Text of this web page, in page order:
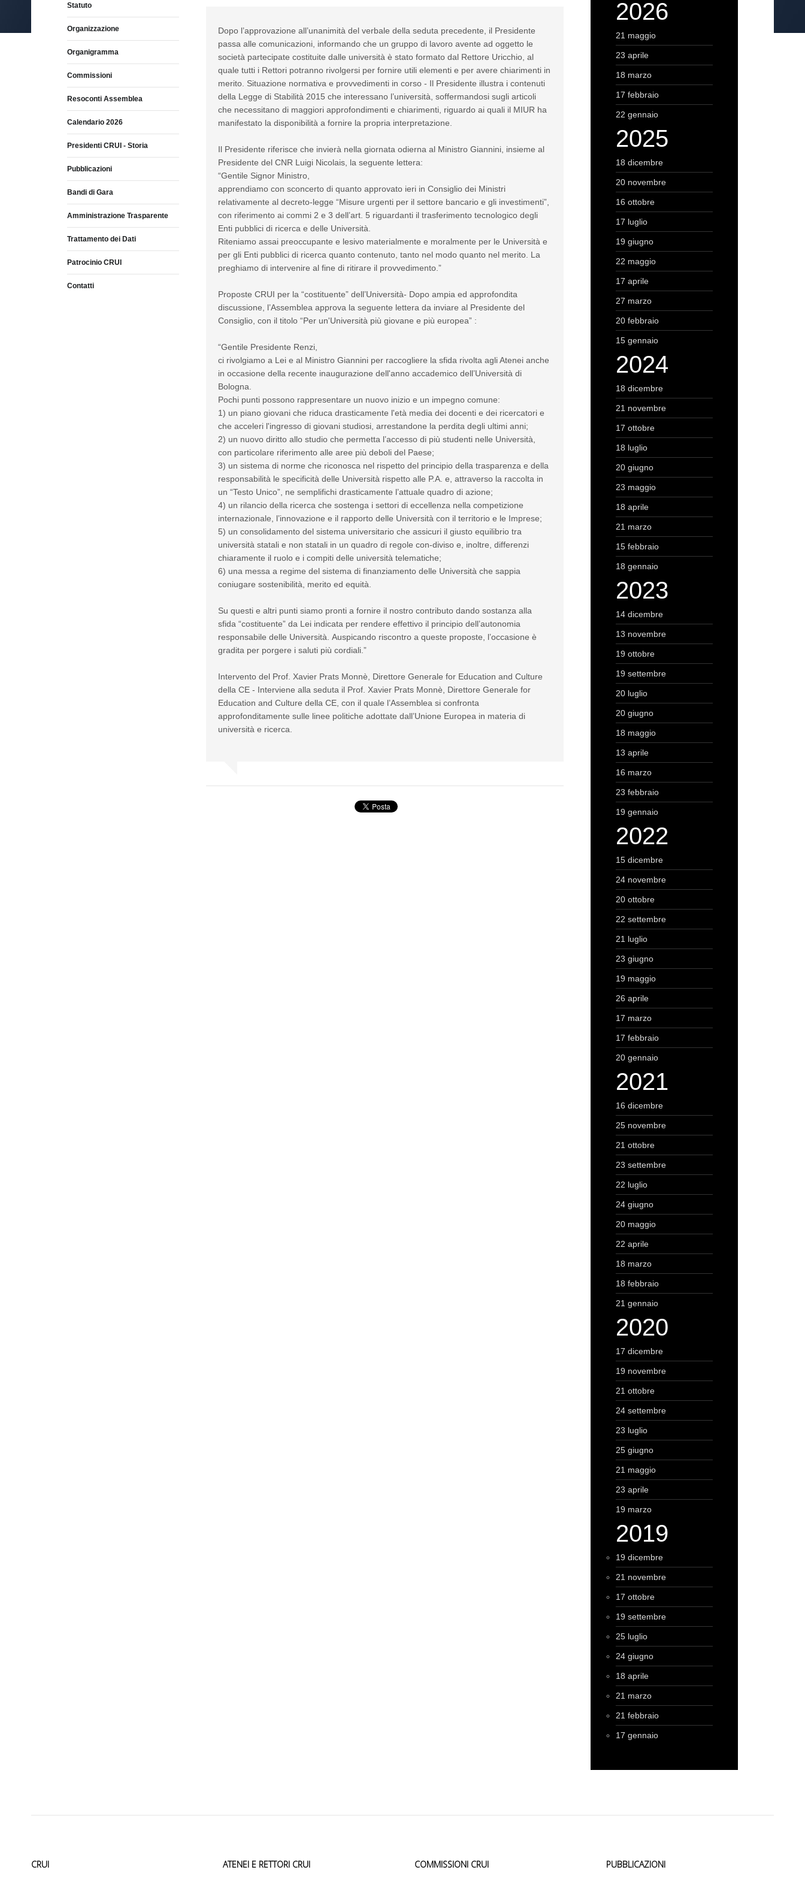
Dopo l’approvazione all’unanimità del verbale della seduta precedente, il Presidente
passa alle comunicazioni, informando che un gruppo di lavoro avente ad oggetto le
società partecipate costituite dalle università è stato formato dal Rettore Uricchio, al
quale tutti i Rettori potranno rivolgersi per fornire utili elementi e per avere chiarimenti in
merito. Situazione normativa e provvedimenti in corso - Il Presidente illustra i contenuti
della Legge di Stabilità 2015 che interessano l’università, soffermandosi sugli articoli
che necessitano di maggiori approfondimenti e chiarimenti, riguardo ai quali il MIUR ha
manifestato la disponibilità a fornire la propria interpretazione.
Il Presidente riferisce che invierà nella giornata odierna al Ministro Giannini, insieme al
Presidente del CNR Luigi Nicolais, la seguente lettera:
“Gentile Signor Ministro,
apprendiamo con sconcerto di quanto approvato ieri in Consiglio dei Ministri
relativamente al decreto-legge “Misure urgenti per il settore bancario e gli investimenti”,
con riferimento ai commi 2 e 3 dell’art. 5 riguardanti il trasferimento tecnologico degli
Enti pubblici di ricerca e delle Università.
Riteniamo assai preoccupante e lesivo materialmente e moralmente per le Università e
per gli Enti pubblici di ricerca quanto contenuto, tanto nel modo quanto nel merito. La
preghiamo di intervenire al fine di ritirare il provvedimento.”
Proposte CRUI per la “costituente” dell’Università- Dopo ampia ed approfondita
discussione, l’Assemblea approva la seguente lettera da inviare al Presidente del
Consiglio, con il titolo “Per un'Università più giovane e più europea” :
“Gentile Presidente Renzi,
ci rivolgiamo a Lei e al Ministro Giannini per raccogliere la sfida rivolta agli Atenei anche
in occasione della recente inaugurazione dell'anno accademico dell’Università di
Bologna.
Pochi punti possono rappresentare un nuovo inizio e un impegno comune:
1) un piano giovani che riduca drasticamente l'età media dei docenti e dei ricercatori e
che acceleri l'ingresso di giovani studiosi, arrestandone la perdita degli ultimi anni;
2) un nuovo diritto allo studio che permetta l’accesso di più studenti nelle Università,
con particolare riferimento alle aree più deboli del Paese;
3) un sistema di norme che riconosca nel rispetto del principio della trasparenza e della
responsabilità le specificità delle Università rispetto alle P.A. e, attraverso la raccolta in
un “Testo Unico”, ne semplifichi drasticamente l’attuale quadro di azione;
4) un rilancio della ricerca che sostenga i settori di eccellenza nella competizione
internazionale, l’innovazione e il rapporto delle Università con il territorio e le Imprese;
5) un consolidamento del sistema universitario che assicuri il giusto equilibrio tra
università statali e non statali in un quadro di regole con-diviso e, inoltre, differenzi
chiaramente il ruolo e i compiti delle università telematiche;
6) una messa a regime del sistema di finanziamento delle Università che sappia
coniugare sostenibilità, merito ed equità.
Su questi e altri punti siamo pronti a fornire il nostro contributo dando sostanza alla
sfida “costituente” da Lei indicata per rendere effettivo il principio dell’autonomia
responsabile delle Università. Auspicando riscontro a queste proposte, l’occasione è
gradita per porgere i saluti più cordiali.”
Intervento del Prof. Xavier Prats Monnè, Direttore Generale for Education and Culture
della CE - Interviene alla seduta il Prof. Xavier Prats Monnè, Direttore Generale for
Education and Culture della CE, con il quale l’Assemblea si confronta
approfonditamente sulle linee politiche adottate dall’Unione Europea in materia di
università e ricerca.
Statuto
Organizzazione
Organigramma
Commissioni
Resoconti Assemblea
Calendario 2026
Presidenti CRUI - Storia
Pubblicazioni
Bandi di Gara
Amministrazione Trasparente
Trattamento dei Dati
Patrocinio CRUI
Contatti
2026
21 maggio
23 aprile
18 marzo
17 febbraio
22 gennaio
2025
18 dicembre
20 novembre
16 ottobre
17 luglio
19 giugno
22 maggio
17 aprile
27 marzo
20 febbraio
15 gennaio
2024
18 dicembre
21 novembre
17 ottobre
18 luglio
20 giugno
23 maggio
18 aprile
21 marzo
15 febbraio
18 gennaio
2023
14 dicembre
13 novembre
19 ottobre
19 settembre
20 luglio
20 giugno
18 maggio
13 aprile
16 marzo
23 febbraio
19 gennaio
2022
15 dicembre
24 novembre
20 ottobre
22 settembre
21 luglio
23 giugno
19 maggio
26 aprile
17 marzo
17 febbraio
20 gennaio
2021
16 dicembre
25 novembre
21 ottobre
23 settembre
22 luglio
24 giugno
20 maggio
22 aprile
18 marzo
18 febbraio
21 gennaio
2020
17 dicembre
19 novembre
21 ottobre
24 settembre
23 luglio
25 giugno
21 maggio
23 aprile
19 marzo
2019
19 dicembre
21 novembre
17 ottobre
19 settembre
25 luglio
24 giugno
18 aprile
21 marzo
21 febbraio
17 gennaio
CRUI ATENEI E RETTORI CRUI COMMISSIONI CRUI PUBBLICAZIONI